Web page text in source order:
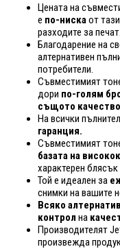
Цената на
е по-нискаот
разходите за печат.
Благодарение на
алтернативен
потребители.
Съвместимият
дори по-голям
същото качество
На всички
гаранция.
Съвместимият
базата на
характерен
Той е идеален за
снимки на вашите
Всяко
контрол на
Производителят
произвежда